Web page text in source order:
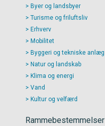
Byer og landsbyer
Turisme og friluftsliv
Erhverv
Mobilitet
Byggeri og tekniske anlæg
Natur og landskab
Klima og energi
Vand
Kultur og velfærd
Rammebestemmelser